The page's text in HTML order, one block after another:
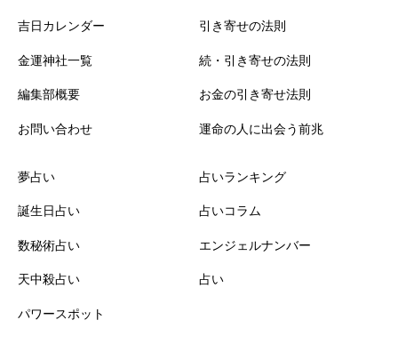
吉日カレンダー
金運神社一覧
編集部概要
お問い合わせ
引き寄せの法則
続・引き寄せの法則
お金の引き寄せ法則
運命の人に出会う前兆
夢占い
誕生日占い
数秘術占い
天中殺占い
パワースポット
占いランキング
占いコラム
エンジェルナンバー
占い